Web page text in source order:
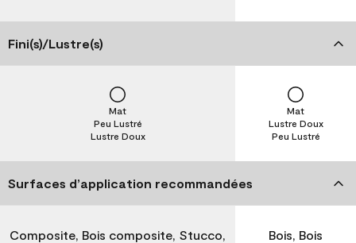
Fini(s)/Lustre(s)
Lustre Doux
Peu Lustré
Mat
Peu Lustré
Lustre Doux
Mat
Surfaces d’application recommandées
Composite, Bois composite, Stucco,
Bois, Bois